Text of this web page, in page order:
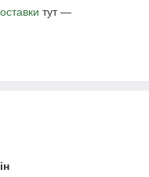
тут —